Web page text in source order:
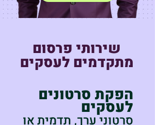
שירותי פרסום
מתקדמים לעסקים
הפקת סרטונים
לעסקים
סרטוני ערך, תדמית או